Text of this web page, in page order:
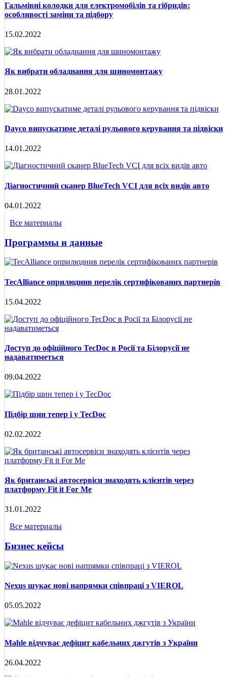
Гальмівні колодки для електромобілів та гібридів:
особливості заміни та підбору
15.02.2022
Як вибрати обладнання для шиномонтажу
28.01.2022
Dayco випускатиме деталі рульового керування та підвіски
14.01.2022
Діагностичний сканер BlueTech VCI для всіх видів авто
04.01.2022
Все материалы
Программы и данные
TecAlliance оприлюднив перелік сертифікованих партнерів
15.04.2022
Доступ до офіційного TecDoc в Росії та Білорусії не
надаватиметься
09.04.2022
Підбір шин тепер і у TecDoc
02.02.2022
Як британські автосервіси знаходять клієнтів через
платформу Fit it For Me
31.01.2022
Все материалы
Бизнес кейсы
Nexus шукає нові напрямки співпраці з VIEROL
05.05.2022
Mahle відчуває дефіцит кабельних джгутів з України
26.04.2022